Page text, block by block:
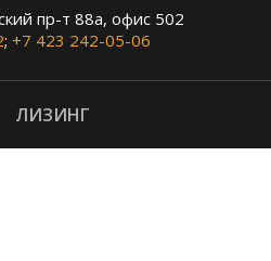
пр-т 88а, офис 502
; +7 423 242-05-06
ЛИЗИНГ